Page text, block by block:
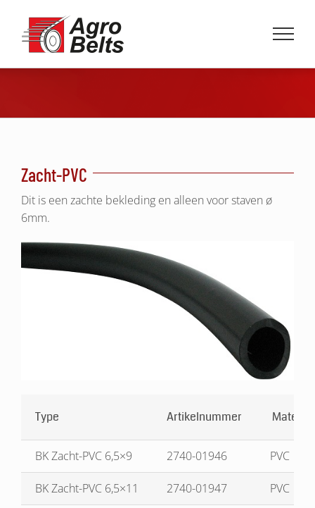
inhoud
Zacht-PVC
Dit is een zachte bekleding en alleen voor staven ø
6mm.
Type Artikelnummer
BK Zacht-PVC 6,5×9 2740-01946 PVC
BK Zacht-PVC 6,5×11 2740-01947 PVC